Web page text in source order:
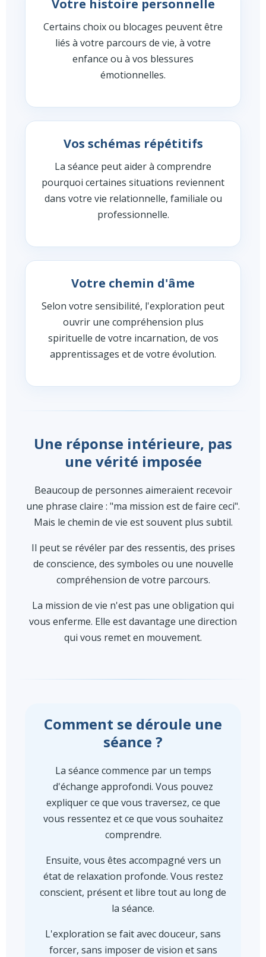
Votre histoire personnelle
Certains choix ou blocages peuvent être
liés à votre parcours de vie, à votre
enfance ou à vos blessures
émotionnelles.
Vos schémas répétitifs
La séance peut aider à comprendre
pourquoi certaines situations reviennent
dans votre vie relationnelle, familiale ou
professionnelle.
Votre chemin d'âme
Selon votre sensibilité, l'exploration peut
ouvrir une compréhension plus
spirituelle de votre incarnation, de vos
apprentissages et de votre évolution.
Une réponse intérieure, pas
une vérité imposée
Beaucoup de personnes aimeraient recevoir
une phrase claire : "ma mission est de faire ceci".
Mais le chemin de vie est souvent plus subtil.
Il peut se révéler par des ressentis, des prises
de conscience, des symboles ou une nouvelle
compréhension de votre parcours.
La mission de vie n'est pas une obligation qui
vous enferme. Elle est davantage une direction
qui vous remet en mouvement.
Comment se déroule une
séance ?
La séance commence par un temps
d'échange approfondi. Vous pouvez
expliquer ce que vous traversez, ce que
vous ressentez et ce que vous souhaitez
comprendre.
Ensuite, vous êtes accompagné vers un
état de relaxation profonde. Vous restez
conscient, présent et libre tout au long de
la séance.
L'exploration se fait avec douceur, sans
forcer, sans imposer de vision et sans